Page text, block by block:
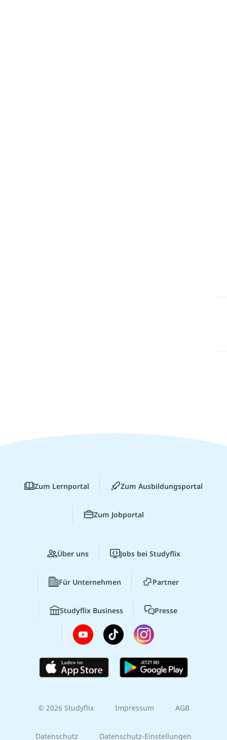
Zum Lernportal Zum Ausbildungsportal
Zum Jobportal
Über uns Jobs bei Studyflix
Für Unternehmen Partner
Studyflix Business Presse
© 2026 Studyflix Impressum AGB
Datenschutz Datenschutz-Einstellungen